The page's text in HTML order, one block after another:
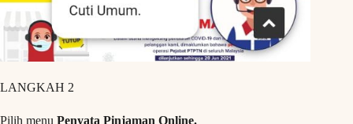
LANGKAH 2
Pilih menu Penyata Pinjaman Online.